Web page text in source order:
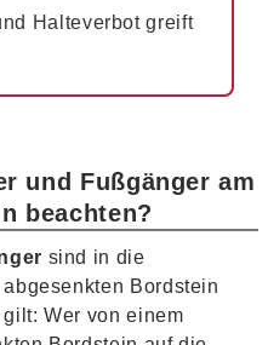
Halteverbot greift
und Fußgänger am
beachten?
sind in die
Bordstein
Wer von einem